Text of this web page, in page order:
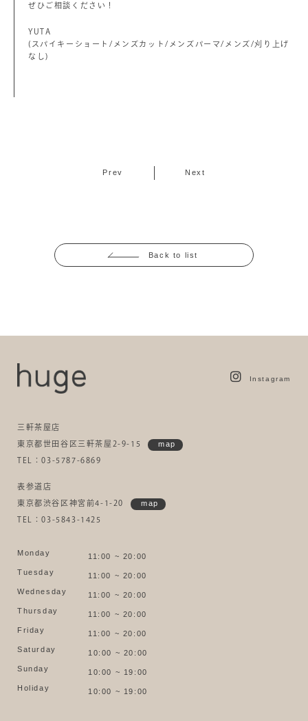
ぜひご相談ください！
YUTA
(スパイキーショート/メンズカット/メンズパーマ/メンズ/刈り上げ
なし)
Prev Next
Back to list
Instagram
三軒茶屋店
東京都世田谷区三軒茶屋2-9-15 map
TEL：03-5787-6869
表参道店
東京都渋谷区神宮前4-1-20 map
TEL：03-5843-1425
Monday
11:00 ~ 20:00
Tuesday
11:00 ~ 20:00
Wednesday
11:00 ~ 20:00
Thursday
11:00 ~ 20:00
Friday
11:00 ~ 20:00
Saturday
10:00 ~ 20:00
Sunday
10:00 ~ 19:00
Holiday
10:00 ~ 19:00